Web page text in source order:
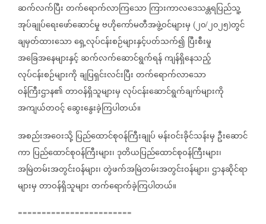
ဆက်လက်ပြီးတက်ရောက်လာကြသောကြားကာလဒေသန္တရပြည်သူ့
အုပ်ချုပ်ရေးဖော်ဆောင်မှုဗဟိုကော်မတီအဖွဲ့ဝင်များမှ (၂၀/၂၀၂၅)တွင်
ချမှတ်ထားသောရှေ့လုပ်ငန်းစဉ်များနှင့်ပတ်သက်၍ ပြီးစီးမှု
အခြေအနေများနှင့်ဆက်လက်ဆောင်ရွက်ရန်ကျန်ရှိနေသည့်
လုပ်ငန်းစဉ်များကိုချပြရှင်းလင်းပြီးတက်ရောက်လာသော
ဝန်ကြီးဌာန၏တာဝန်ရှိသူများမှလုပ်ငန်းဆောင်ရွက်ချက်များကို
အကျယ်တဝင့်ဆွေးနွေးခဲ့ကြပါတယ်။
အစည်းအဝေးသို့ပြည်ထောင်စုဝန်ကြီးချုပ်မန်းဝင်းခိုင်သန်းမှ ဦးဆောင်
ကာပြည်ထောင်စုဝန်ကြီးများ၊ဒုတိယပြည်ထောင်စုဝန်ကြီးများ၊
အမြဲတမ်းအတွင်းဝန်များ၊တွဲဖက်အမြဲတမ်းအတွင်းဝန်များ၊ဌာနဆိုင်ရာ
များမှတာဝန်ရှိသူများတက်ရောက်ခဲ့ကြပါတယ်။
========================